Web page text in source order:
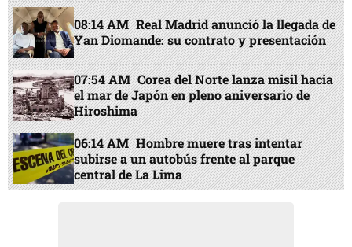
08:14 AM Real Madrid anunció la llegada de
Yan Diomande: su contrato y presentación
07:54 AM Corea del Norte lanza misil hacia
el mar de Japón en pleno aniversario de
Hiroshima
06:14 AM Hombre muere tras intentar
subirse a un autobús frente al parque
central de La Lima